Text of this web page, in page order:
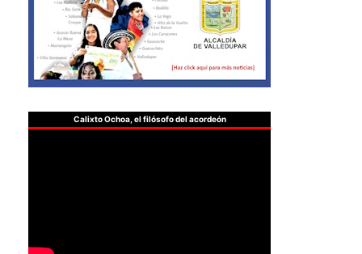
Calixto Ochoa, el filósofo del acordeón